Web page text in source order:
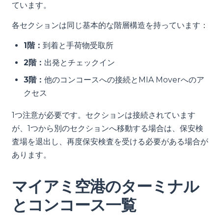
ています。
各セクションは同じ基本的な階層構造を持っています：
1階： 到着と手荷物受取所
2階： 出発とチェックイン
3階： 他のコンコースへの接続とMIA Moverへのア
クセス
1つ注意が必要です。セクションは接続されています
が、1つから別のセクションへ移動する場合は、保安検
査場を退出し、再度保安検査を受ける必要がある場合が
あります。
マイアミ空港のターミナル
とコンコース一覧